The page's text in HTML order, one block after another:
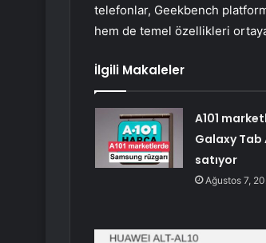
telefonlar, Geekbench
hem de temel özellikleri ortaya
İlgili Makaleler
A101
Galaxy Tab
satıyor
Ağustos 7,